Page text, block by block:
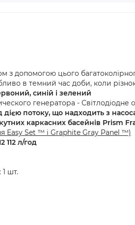
з допомогою цього
в темний час доби, коли
синій і зелений
генератора -
потоку, що надходить з
каркасних басейнів
Easy Set ™ і Graphite Gray Panel ™)
112 л/год
шт.